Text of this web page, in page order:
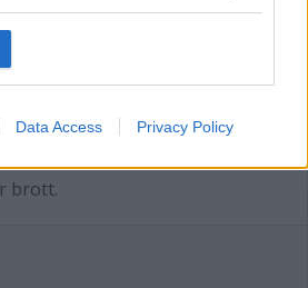
specified purposes in below Google
Data Access Privacy Policy
E22 – så är läget med
11.35
brott.